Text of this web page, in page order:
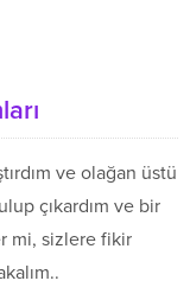
ve olağan üstü
çıkardım ve bir
mi, sizlere fikir